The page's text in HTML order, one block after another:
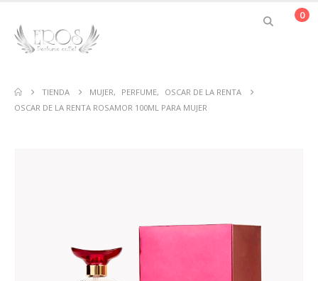
0
TIENDA MUJER, PERFUME,
OSCAR DE LA RENTA
OSCAR DE LA RENTA ROSAMOR 100ML PARA MUJER